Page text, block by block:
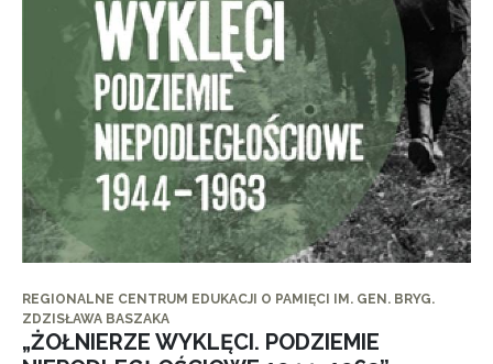
REGIONALNE CENTRUM EDUKACJI O PAMIĘCI IM. GEN. BRYG.
ZDZISŁAWA BASZAKA
„ŻOŁNIERZE WYKLĘCI. PODZIEMIE